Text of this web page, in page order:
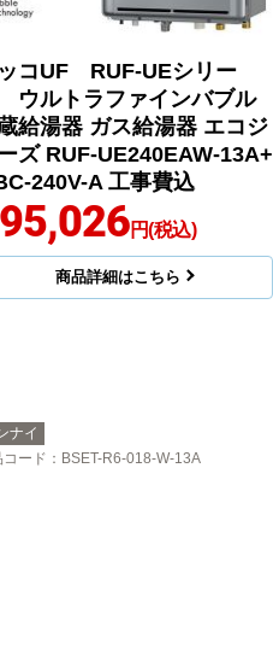
コUF RUF-UEシリー
ウルトラファインバブル
給湯器 ガス給湯器 エコジ
ズ RUF-UE240EAW-13A+
240V-A 工事費込
円(税込)
商品詳細はこちら
ナイ
コード ：BSET-R6-018-W-13A